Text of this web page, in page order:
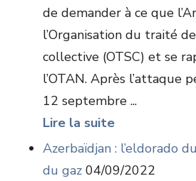
de demander à ce que
l’Organisation du traité
collective (OTSC) et se
l’OTAN. Après l’attaque
12 septembre ...
Lire la suite
Azerbaïdjan : l’eldorado
du gaz 04/09/2022